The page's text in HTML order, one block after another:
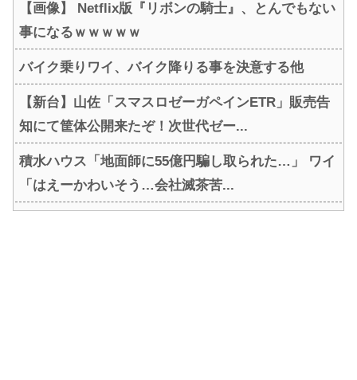
【画像】 Netflix版『リボンの騎士』、とんでもない
事になるｗｗｗｗｗ
バイク乗りワイ、バイク降りる事を決意する他
【新台】山佐「スマスロゼーガペインETR」販売告
知にて筐体公開来たぞ！次世代ゼー...
積水ハウス「地面師に55億円騙し取られた…」 ワイ
「はえーかわいそう…会社滅茶苦...